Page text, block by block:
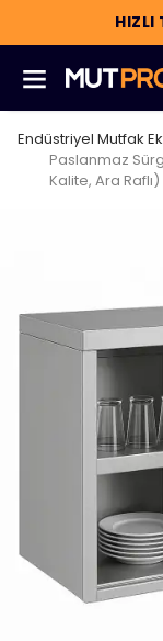
HIZLI
Endüstriyel Mutfak
Paslanmaz
Kalite, Ara Raflı)